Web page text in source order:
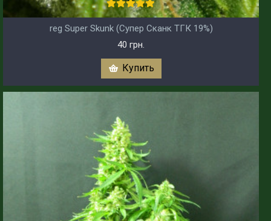
reg Super Skunk (Супер Сканк ТГК 19%)
40 грн.
Купить